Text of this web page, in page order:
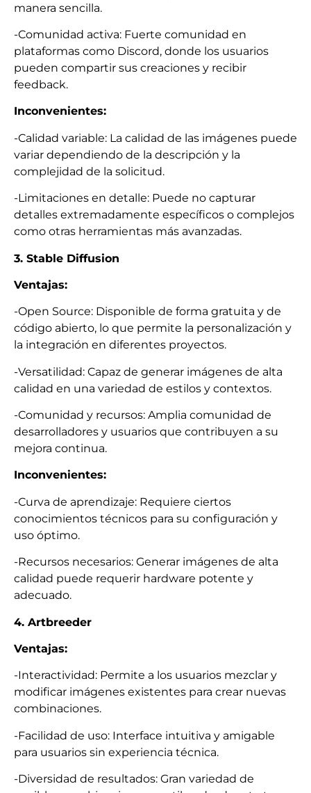
manera sencilla.
-Comunidad activa: Fuerte comunidad en
plataformas como Discord, donde los usuarios
pueden compartir sus creaciones y recibir
feedback.
Inconvenientes:
-Calidad variable: La calidad de las imágenes puede
variar dependiendo de la descripción y la
complejidad de la solicitud.
-Limitaciones en detalle: Puede no capturar
detalles extremadamente específicos o complejos
como otras herramientas más avanzadas.
3. Stable Diffusion
Ventajas:
-Open Source: Disponible de forma gratuita y de
código abierto, lo que permite la personalización y
la integración en diferentes proyectos.
-Versatilidad: Capaz de generar imágenes de alta
calidad en una variedad de estilos y contextos.
-Comunidad y recursos: Amplia comunidad de
desarrolladores y usuarios que contribuyen a su
mejora continua.
Inconvenientes:
-Curva de aprendizaje: Requiere ciertos
conocimientos técnicos para su configuración y
uso óptimo.
-Recursos necesarios: Generar imágenes de alta
calidad puede requerir hardware potente y
adecuado.
4. Artbreeder
Ventajas:
-Interactividad: Permite a los usuarios mezclar y
modificar imágenes existentes para crear nuevas
combinaciones.
-Facilidad de uso: Interface intuitiva y amigable
para usuarios sin experiencia técnica.
-Diversidad de resultados: Gran variedad de